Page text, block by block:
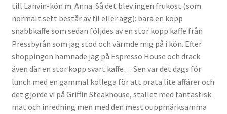
Gästgalleri
Information
Klädkod: Mörk kostym
Vigseln: Maria Magdalena Kyrka
till Lanvin-kön m. Anna. Så det blev ingen frukost (som
normalt sett består av fil eller ägg): bara en kopp
snabbkaffe som sedan följdes av en stor kopp kaffe från
Pressbyrån som jag stod och värmde mig på i kön. Efter
shoppingen hamnade jag på Espresso House och drack
även där en stor kopp svart kaffe… Sen var det dags för
lunch med en gammal kollega för att prata lite affärer och
det gjorde vi på Griffin Steakhouse, stället med fantastisk
mat och inredning men med den mest ouppmärksamma